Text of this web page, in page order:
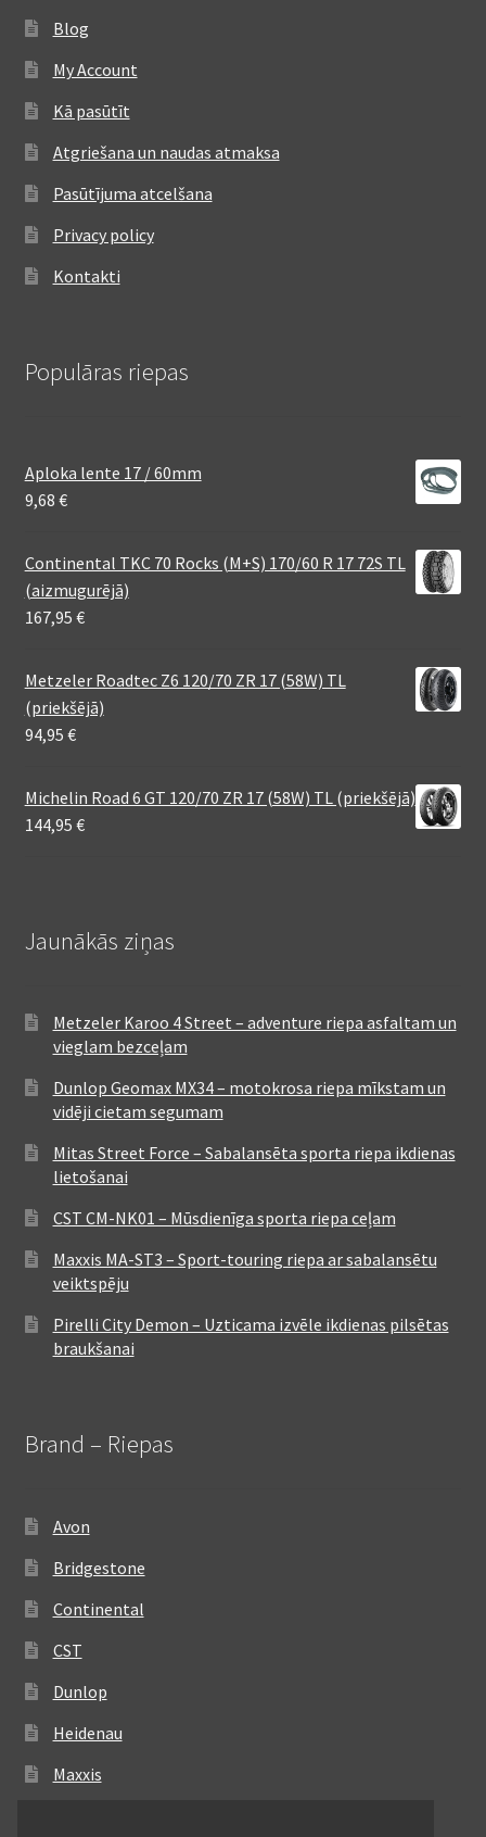
Blog
My Account
Kā pasūtīt
Atgriešana un naudas atmaksa
Pasūtījuma atcelšana
Privacy policy
Kontakti
Populāras riepas
Aploka lente 17 / 60mm
9,68 €
Continental TKC 70 Rocks (M+S) 170/60 R 17 72S TL
(aizmugurējā)
167,95 €
Metzeler Roadtec Z6 120/70 ZR 17 (58W) TL
(priekšējā)
94,95 €
Michelin Road 6 GT 120/70 ZR 17 (58W) TL (priekšējā)
144,95 €
Jaunākās ziņas
Metzeler Karoo 4 Street – adventure riepa asfaltam un
vieglam bezceļam
Dunlop Geomax MX34 – motokrosa riepa mīkstam un
vidēji cietam segumam
Mitas Street Force – Sabalansēta sporta riepa ikdienas
lietošanai
CST CM-NK01 – Mūsdienīga sporta riepa ceļam
Maxxis MA-ST3 – Sport-touring riepa ar sabalansētu
veiktspēju
Pirelli City Demon – Uzticama izvēle ikdienas pilsētas
braukšanai
Brand – Riepas
Avon
Bridgestone
Continental
CST
Dunlop
Heidenau
Maxxis